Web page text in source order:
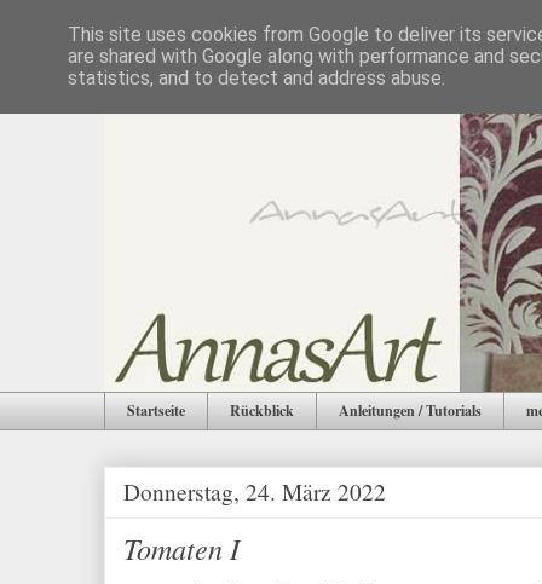
Startseite Rückblick Anleitungen / Tutorials
Donnerstag, 24. März 2022
Tomaten I
This site uses cookies from Google to deliver its
are shared with Google along with performance and
statistics, and to detect and address abuse.